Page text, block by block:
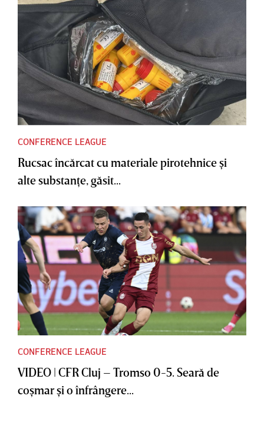
CONFERENCE LEAGUE
Rucsac încărcat cu materiale pirotehnice şi
alte substanţe, găsit...
CONFERENCE LEAGUE
VIDEO | CFR Cluj – Tromso 0-5. Seară de
coşmar şi o înfrângere...